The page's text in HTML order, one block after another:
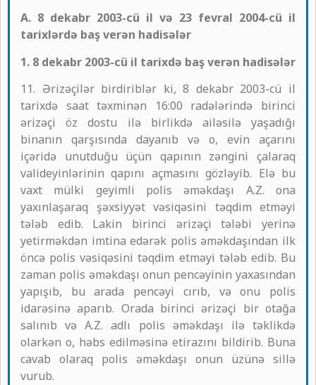
A. 8 dekabr 2003-cü il və 23 fevral 2004-cü il
tarixlərdə baş verən hadisələr
1. 8 dekabr 2003-cü il tarixdə baş verən hadisələr
11. Ərizəçilər birdiriblər ki, 8 dekabr 2003-cü il
tarixdə saat təxminən 16:00 radələrində birinci
ərizəçi öz dostu ilə birlikdə ailəsilə yaşadığı
binanın qarşısında dayanıb və o, evin açarını
içəridə unutduğu üçün qapının zəngini çalaraq
valideyinlərinin qapını açmasını gözləyib. Elə bu
vaxt mülki geyimli polis əməkdaşı A.Z. ona
yaxınlaşaraq şəxsiyyət vəsiqəsini təqdim etməyi
tələb edib. Lakin birinci ərizəçi tələbi yerinə
yetirməkdən imtina edərək polis əməkdaşından ilk
öncə polis vəsiqəsini təqdim etməyi tələb edib. Bu
zaman polis əməkdaşı onun pencəyinin yaxasından
yapışıb, bu arada pencəyi cırıb, və onu polis
idarəsinə aparıb. Orada birinci ərizəçi bir otağa
salınıb və A.Z. adlı polis əməkdaşı ilə təklikdə
olarkən o, həbs edilməsinə etirazını bildirib. Buna
cavab olaraq polis əməkdaşı onun üzünə sillə
vurub.